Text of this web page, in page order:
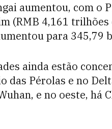
aumentou, com o
(RMB 4,161 trilhões
para 345,79
ainda estão
das Pérolas e no
e no oeste, há